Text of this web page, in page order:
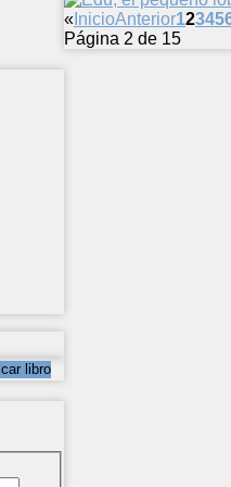
« InicioAnterior12345
Página 2 de 15